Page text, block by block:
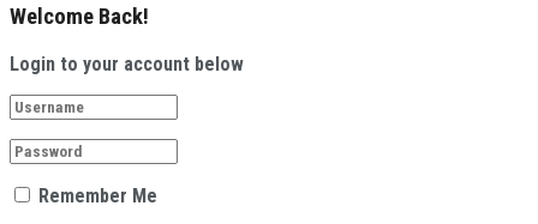
Welcome Back!
Login to your account below
Remember Me